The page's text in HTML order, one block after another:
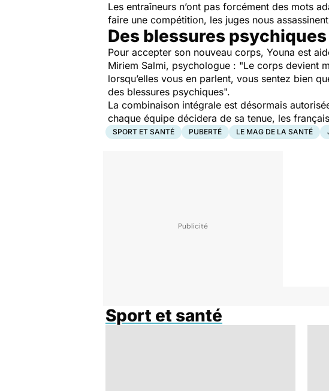
Les entraîneurs n’ont pas forcément des mots
faire une compétition, les juges nous
Des blessures psychiques
Pour accepter son nouveau corps, Youna est
Miriem Salmi, psychologue : "Le corps devient
lorsqu’elles vous en parlent, vous sentez bien
des blessures psychiques".
La combinaison intégrale est désormais
chaque équipe décidera de sa tenue, les
SPORT ET SANTÉ PUBERTÉ LE MAG DE LA SANTÉ
Sport et santé